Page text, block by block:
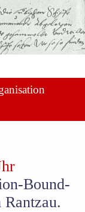
Bound-